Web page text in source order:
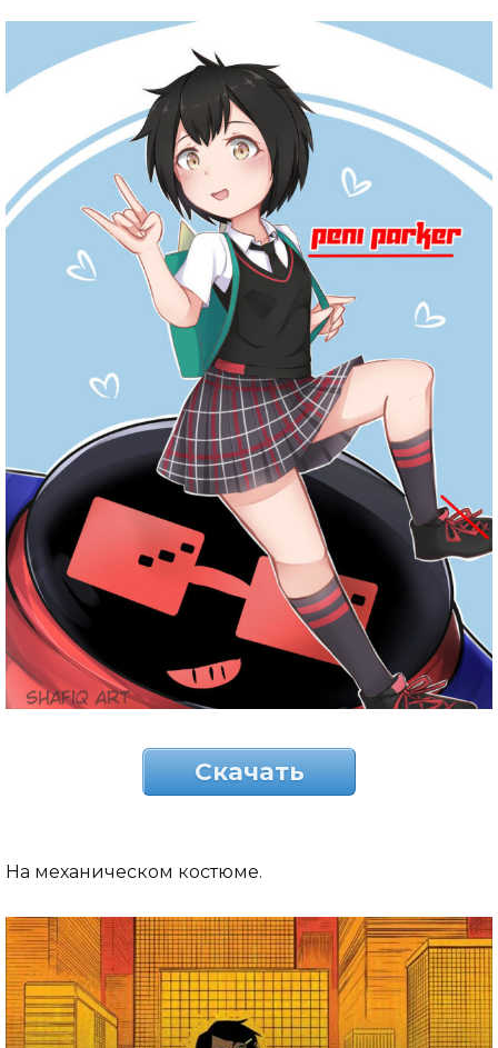
Скачать
На механическом костюме.